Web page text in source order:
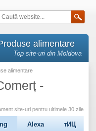
alimentare
Top site-uri din Moldova
alimentare
-
site-uri pentru ultimele 30 zile
Alexa тИЦ